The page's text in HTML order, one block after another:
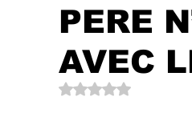
PERE
AVEC
Noté NaN étoiles